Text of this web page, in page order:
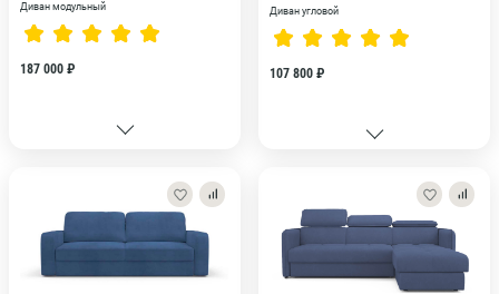
Диван модульный
187 000 ₽
Диван угловой
107 800 ₽